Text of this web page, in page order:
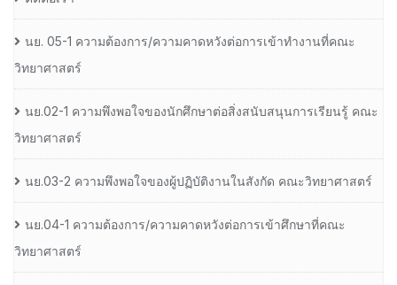
นย. 05-1 ความต้องการ/ความคาดหวังต่อการเข้าทำงานที่คณะ
วิทยาศาสตร์
นย.02-1 ความพึงพอใจของนักศึกษาต่อสิ่งสนับสนุนการเรียนรู้ คณะ
วิทยาศาสตร์
นย.03-2 ความพึงพอใจของผู้ปฏิบัติงานในสังกัด คณะวิทยาศาสตร์
นย.04-1 ความต้องการ/ความคาดหวังต่อการเข้าศึกษาที่คณะ
วิทยาศาสตร์